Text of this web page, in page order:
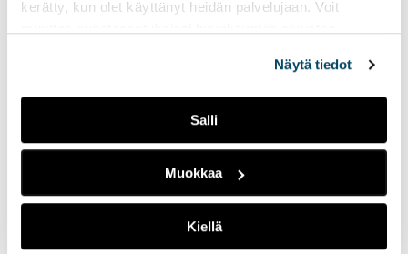
kerätty, kun olet käyttänyt heidän palvelujaan. Voit
Näytä tiedot
Salli
Muokkaa
Kiellä
kaiken kaikkiaan hyvää palautetta kielituetusta
simulaatiosta alun teknisistä ongelmista
Simulaatioon aiemmin osallistuneita oli 73 % (n=54)
ja ensikertalaisia 27 % (n=20). Yhtä vastaajaa
lukuun ottamatta kaikki kokivat simulaation
hyvänä oppimismenetelmänä ja 73 % (n=53)
mielestä simulaation aihe oli riittävän helppo
kielituettuun simulaatioon. Samankaltaiseen